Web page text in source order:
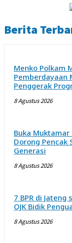
Berita
Menko Polkam
Pemberdayaan
Penggerak
8 Agustus 2026
Buka
Dorong Pencak
Generasi
8 Agustus 2026
7 BPR di Jateng
OJK Bidik
8 Agustus 2026